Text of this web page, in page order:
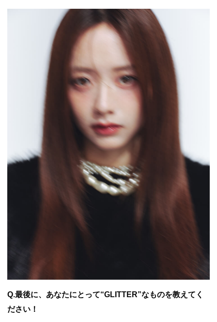
Q.最後に、あなたにとって“GLITTER”なものを教えてく
ださい！